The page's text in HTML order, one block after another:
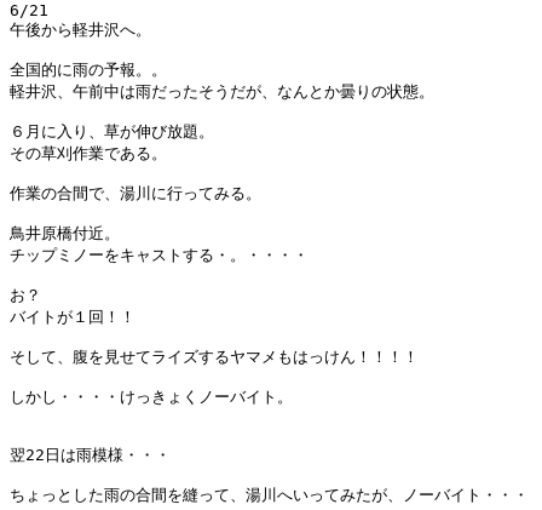
6/21
午後から軽井沢へ。
全国的に雨の予報。。
軽井沢、午前中は雨だったそうだが、なんとか曇りの状態。
６月に入り、草が伸び放題。
その草刈作業である。
作業の合間で、湯川に行ってみる。
鳥井原橋付近。
チップミノーをキャストする・。・・・・
お？
バイトが１回！！
そして、腹を見せてライズするヤマメもはっけん！！！！
しかし・・・・けっきょくノーバイト。
翌22日は雨模様・・・
ちょっとした雨の合間を縫って、湯川へいってみたが、ノーバイト・・・